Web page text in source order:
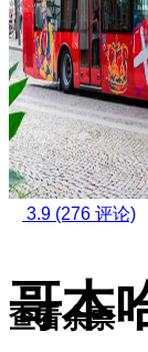
3.9 (276 评论)
哥本
查看余票